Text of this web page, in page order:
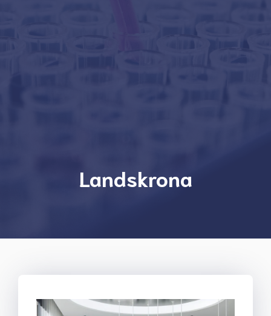
Landskrona